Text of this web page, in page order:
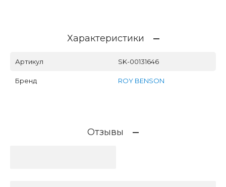
Характеристики
Артикул SK-00131646
Бренд ROY BENSON
Отзывы